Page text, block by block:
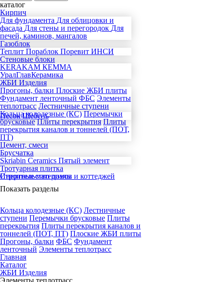
каталог
Кирпич
Для фундамента Для облицовки и
фасада Для стены и перегородок Для
печей, каминов, мангалов
Газоблок
Теплит Пораблок Поревит ИНСИ
Стеновые блоки
KERAKAM КЕММА
УралГлавКерамика
ЖБИ Изделия
Прогоны, балки Плоские ЖБИ плиты
Фундамент ленточный ФБС Элементы
теплотрасс Лестничные ступени
Кольца колодезные (КС) Перемычки
брусковые Плиты перекрытия Плиты
перекрытия каналов и тоннелей (ПОТ,
ПТ)
Цемент, смеси
Брусчатка
Skriabin Ceramics Пятый элемент
Тротуарная плитка
Инертные материалы
ПесокЩебень
Строительство домов и коттеджей
Показать разделы
Кольца колодезные (КС) Лестничные
ступени Перемычки брусковые Плиты
перекрытия Плиты перекрытия каналов и
тоннелей (ПОТ, ПТ) Плоские ЖБИ плиты
Прогоны, балки ФБС Фундамент
ленточный Элементы теплотрасс
Главная
Каталог
ЖБИ Изделия
Элементы теплотрасс